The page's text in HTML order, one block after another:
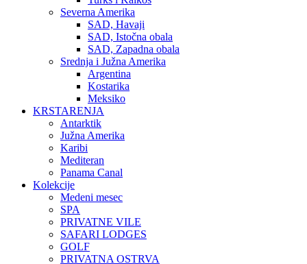
Severna Amerika
SAD, Havaji
SAD, Istočna obala
SAD, Zapadna obala
Srednja i Južna Amerika
Argentina
Kostarika
Meksiko
KRSTARENJA
Antarktik
Južna Amerika
Karibi
Mediteran
Panama Canal
Kolekcije
Medeni mesec
SPA
PRIVATNE VILE
SAFARI LODGES
GOLF
PRIVATNA OSTRVA